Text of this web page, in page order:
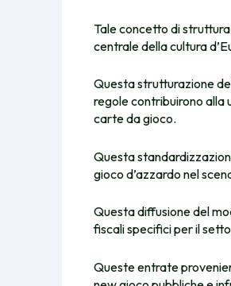
Tale concetto di
centrale della cultura
Questa strutturazione
regole contribuirono
carte da gioco.
Questa
gioco d’azzardo nel
Questa diffusione del
fiscali specifici per il
Queste entrate